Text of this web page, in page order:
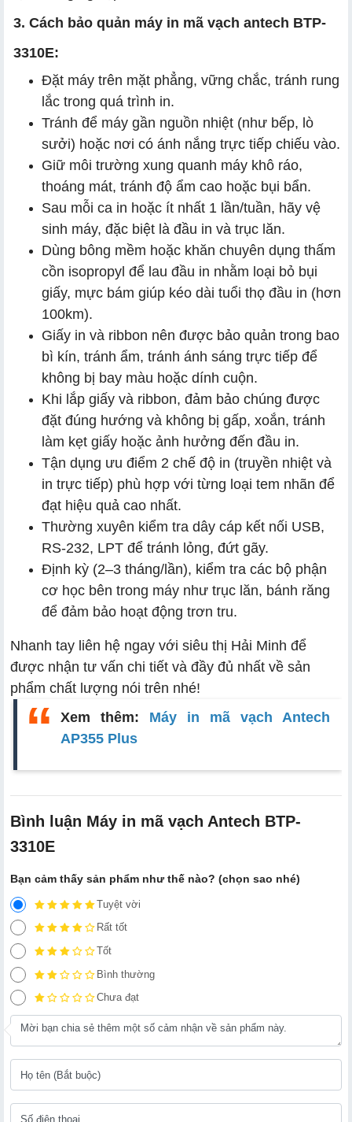
3. Cách bảo quản máy in mã vạch antech BTP-
3310E:
Đặt máy trên mặt phẳng, vững chắc, tránh rung
lắc trong quá trình in.
Tránh để máy gần nguồn nhiệt (như bếp, lò
sưởi) hoặc nơi có ánh nắng trực tiếp chiếu vào.
Giữ môi trường xung quanh máy khô ráo,
thoáng mát, tránh độ ẩm cao hoặc bụi bẩn.
Sau mỗi ca in hoặc ít nhất 1 lần/tuần, hãy vệ
sinh máy, đặc biệt là đầu in và trục lăn.
Dùng bông mềm hoặc khăn chuyên dụng thấm
cồn isopropyl để lau đầu in nhằm loại bỏ bụi
giấy, mực bám giúp kéo dài tuổi thọ đầu in (hơn
100km).
Giấy in và ribbon nên được bảo quản trong bao
bì kín, tránh ẩm, tránh ánh sáng trực tiếp để
không bị bay màu hoặc dính cuộn.
Khi lắp giấy và ribbon, đảm bảo chúng được
đặt đúng hướng và không bị gấp, xoắn, tránh
làm kẹt giấy hoặc ảnh hưởng đến đầu in.
Tận dụng ưu điểm 2 chế độ in (truyền nhiệt và
in trực tiếp) phù hợp với từng loại tem nhãn để
đạt hiệu quả cao nhất.
Thường xuyên kiểm tra dây cáp kết nối USB,
RS-232, LPT để tránh lỏng, đứt gãy.
Định kỳ (2–3 tháng/lần), kiểm tra các bộ phận
cơ học bên trong máy như trục lăn, bánh răng
để đảm bảo hoạt động trơn tru.
Nhanh tay liên hệ ngay với siêu thị Hải Minh để
được nhận tư vấn chi tiết và đầy đủ nhất về sản
phẩm chất lượng nói trên nhé!
Xem thêm: Máy in mã vạch Antech
AP355 Plus
Bình luận Máy in mã vạch Antech BTP-
3310E
Bạn cảm thấy sản phẩm như thế nào? (chọn sao nhé)
Tuyệt vời
Rất tốt
Tốt
Bình thường
Chưa đạt